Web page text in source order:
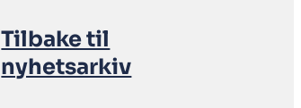
Tilbake til
nyhetsarkiv